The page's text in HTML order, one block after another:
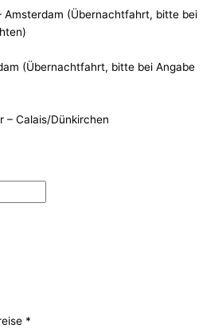
Amsterdam (Übernachtfahrt, bitte bei
(Übernachtfahrt, bitte bei Angabe
– Calais/Dünkirchen
*